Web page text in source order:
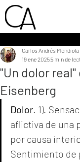
"Un dolor
Eisenberg
Carlos Andrés Mendiola
19 ene 20255 min de
Dolor. 1).
aflictiva de una
por causa
Sentimiento de